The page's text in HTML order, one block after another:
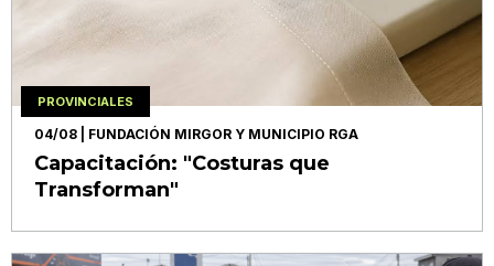
PROVINCIALES
04/08 | FUNDACIÓN MIRGOR Y MUNICIPIO RGA
Capacitación: "Costuras que
Transforman"